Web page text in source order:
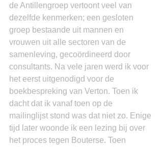
de Antillengroep vertoont veel van
dezelfde kenmerken; een gesloten
groep bestaande uit mannen en
vrouwen uit alle sectoren van de
samenleving, gecoördineerd door
consultants. Na vele jaren werd ik voor
het eerst uitgenodigd voor de
boekbespreking van Verton. Toen ik
dacht dat ik vanaf toen op de
mailinglijst stond was dat niet zo. Enige
tijd later woonde ik een lezing bij over
het proces tegen Bouterse. Toen